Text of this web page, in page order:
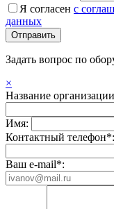
Я согласен с
данных
Задать вопрос по
×
Название
Имя:
Контактный телефон*:
Ваш e-mail*: